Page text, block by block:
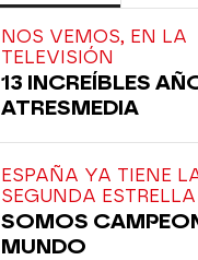
NOS VEMOS, EN LA
TELEVISIÓN
13 INCREÍBLES
ATRESMEDIA
ESPAÑA YA TIENE
SEGUNDA ESTRELLA
SOMOS
MUNDO